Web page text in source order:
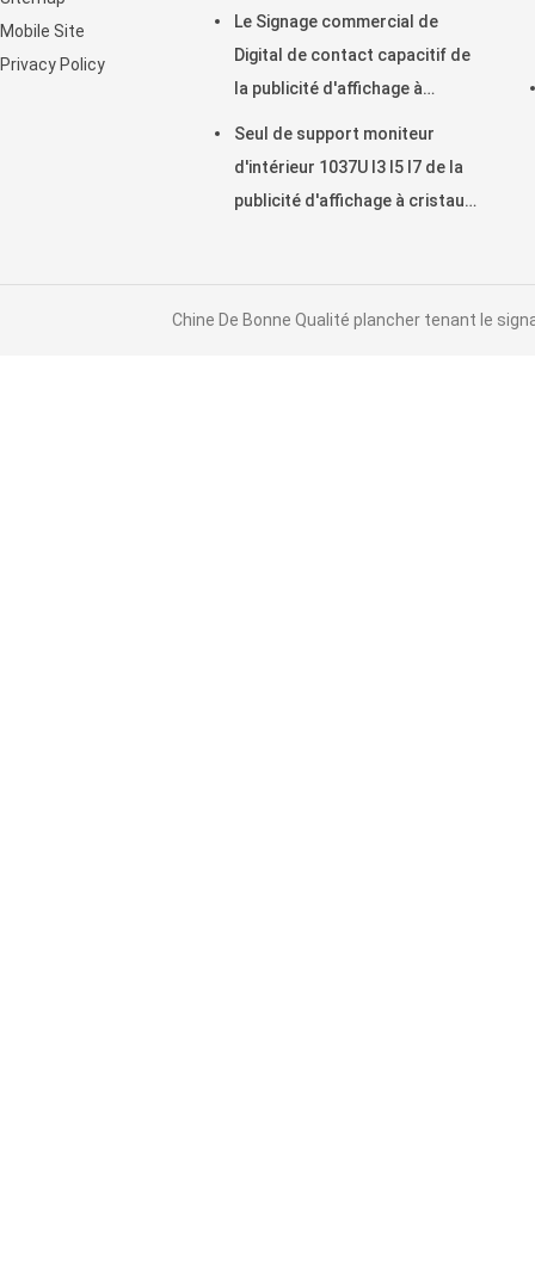
Mobile Site
Privacy Policy
Le Signage commercial de
Digital de contact capacitif de
la publicité d'affichage à
Seul de support moniteur
d'intérieur 1037U I3 I5 I7 de la
publicité d'affichage à cristaux
Chine De Bonne Qualité plancher tenant le